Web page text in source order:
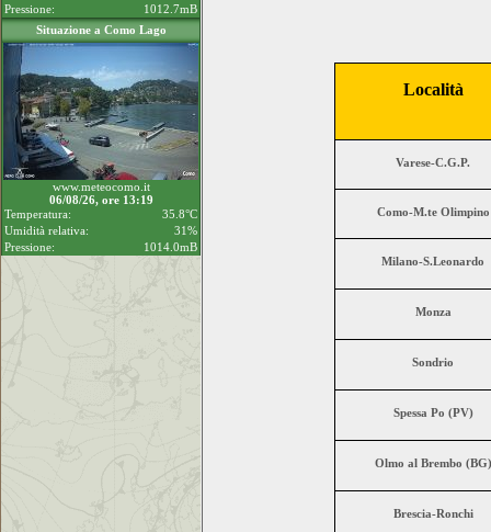
Pressione:
1012.7mB
Situazione a Como Lago
www.meteocomo.it
06/08/26, ore 13:19
Temperatura:
35.8°C
Umidità relativa:
31%
Pressione:
1014.0mB
Località
Varese-C.G.P.
Como-M.te Olimpino
Milano-S.Leonardo
Monza
Sondrio
Spessa Po (PV)
Olmo al Brembo (BG)
Brescia-Ronchi